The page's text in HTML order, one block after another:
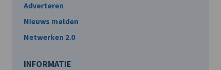
Adverteren
Nieuws melden
Netwerken 2.0
INFORMATIE